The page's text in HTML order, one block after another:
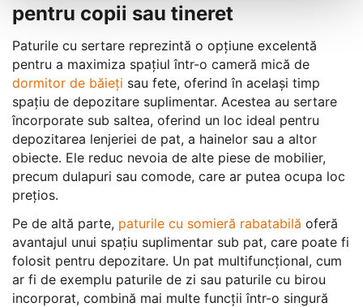
pentru copii sau tineret
Paturile cu sertare reprezintă o opțiune excelentă
pentru a maximiza spațiul într-o cameră mică de
dormitor de băieți sau fete, oferind în același timp
spațiu de depozitare suplimentar. Acestea au sertare
încorporate sub saltea, oferind un loc ideal pentru
depozitarea lenjeriei de pat, a hainelor sau a altor
obiecte. Ele reduc nevoia de alte piese de mobilier,
precum dulapuri sau comode, care ar putea ocupa loc
prețios.
Pe de altă parte, paturile cu somieră rabatabilă oferă
avantajul unui spațiu suplimentar sub pat, care poate fi
folosit pentru depozitare. Un pat multifuncțional, cum
ar fi de exemplu paturile de zi sau paturile cu birou
incorporat, combină mai multe funcții într-o singură